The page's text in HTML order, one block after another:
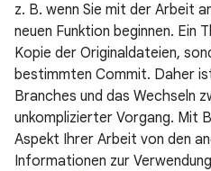
z. B. wenn Sie mit der Arbeit
neuen Funktion beginnen. Ein
Kopie der Originaldateien,
bestimmten Commit. Daher
Branches und das Wechseln
unkomplizierter Vorgang. Mit
Aspekt Ihrer Arbeit von den
Informationen zur